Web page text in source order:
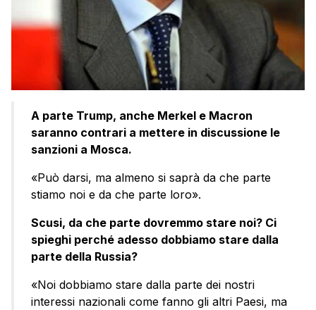
A parte Trump, anche Merkel e Macron
saranno contrari a mettere in discussione le
sanzioni a Mosca.
«Può darsi, ma almeno si saprà da che parte
stiamo noi e da che parte loro».
Scusi, da che parte dovremmo stare noi? Ci
spieghi perché adesso dobbiamo stare dalla
parte della Russia?
«Noi dobbiamo stare dalla parte dei nostri
interessi nazionali come fanno gli altri Paesi, ma